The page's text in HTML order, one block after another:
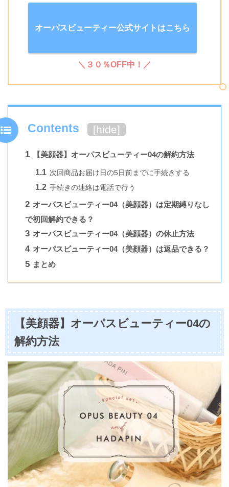
オーパスビューティー公式サイトはこちら
＼３０％OFF中！／
Contents [hide]
1 【美顔器】オーパスビューティー04の解約方法
1.1 次回商品お届け日の5日前までに手続きする
1.2 手続きの連絡は電話で行う
2 オーパスビューティー04（美顔器）は定期縛りなし
で初回解約できる？
3 オーパスビューティー04（美顔器）の休止方法
4 オーパスビューティー04（美顔器）は返品できる？
5 まとめ
【美顔器】オーパスビューティー04の
解約方法